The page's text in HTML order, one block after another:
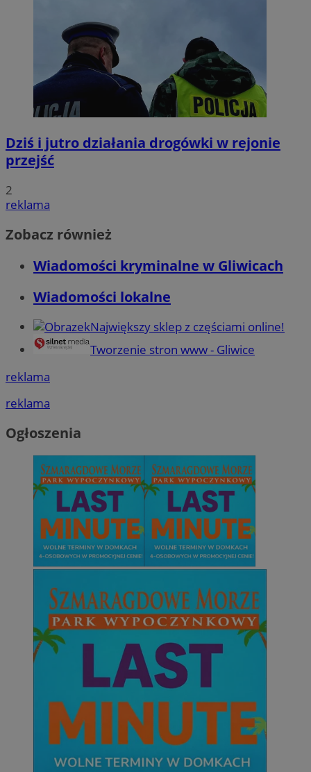
Dziś i jutro działania drogówki w rejonie
przejść
2
reklama
Zobacz również
Wiadomości kryminalne w Gliwicach
Wiadomości lokalne
Największy sklep z częściami online!
Tworzenie stron www - Gliwice
reklama
reklama
Ogłoszenia